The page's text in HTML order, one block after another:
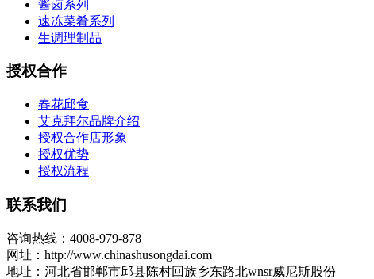
酱卤系列
速冻菜肴系列
生调理制品
授权合作
春花邱食
艾克拜尔品牌介绍
授权合作店形象
授权优势
授权流程
联系我们
咨询热线：4008-979-878
网址：http://www.chinashusongdai.com
地址：河北省邯郸市邱县陈村回族乡东路北wnsr威尼斯股份